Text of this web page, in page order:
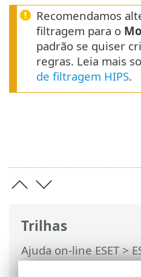
Trilhas
Ajuda on-line ESET>
Antivirus>
Recomendamos
filtragem para o
padrão se quiser
regras. Leia mais
de filtragem HIPS.